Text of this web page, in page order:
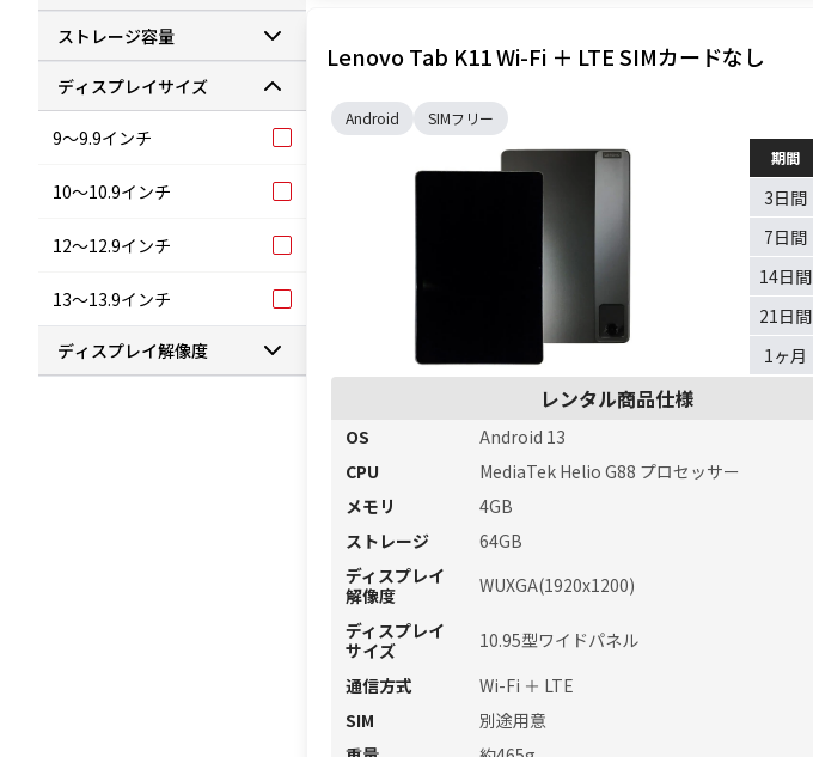
ストレージ容量
ディスプレイサイズ
9～9.9インチ
10～10.9インチ
12～12.9インチ
13～13.9インチ
ディスプレイ解像度
Lenovo Tab K11 Wi-Fi ＋ LTE SIMカードなし
Android
SIMフリー
期間
3日間
7日間
14日間
21日間
1ヶ月
レンタル商品仕様
OS
Android 13
CPU
MediaTek Helio G88 プロセッサー
メモリ
4GB
ストレージ
64GB
ディスプレイ
解像度
WUXGA(1920x1200)
ディスプレイ
サイズ
10.95型ワイドパネル
通信方式
Wi-Fi ＋ LTE
SIM
別途用意